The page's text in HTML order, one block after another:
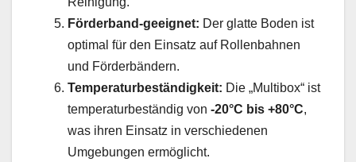
Förderband-geeignet: Der glatte Boden ist
optimal für den Einsatz auf Rollenbahnen
und Förderbändern.
Temperaturbeständigkeit: Die „Multibox“ ist
temperaturbeständig von -20°C bis +80°C,
was ihren Einsatz in verschiedenen
Umgebungen ermöglicht.